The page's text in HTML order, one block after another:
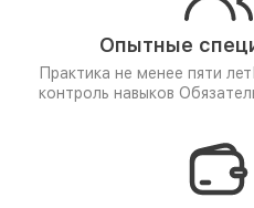
Опытные
Практика не менее пяти лет
контроль навыков